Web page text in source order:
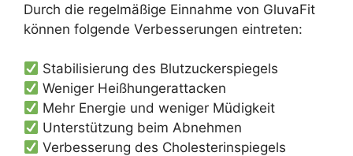
Durch die regelmäßige Einnahme von GluvaFit
können folgende Verbesserungen eintreten:
Stabilisierung des Blutzuckerspiegels
Weniger Heißhungerattacken
Mehr Energie und weniger Müdigkeit
Unterstützung beim Abnehmen
Verbesserung des Cholesterinspiegels